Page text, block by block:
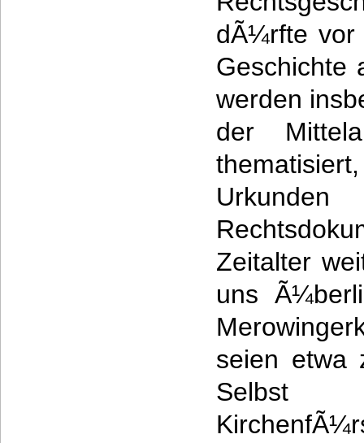
dÃ¼rfte vor
Geschichte
werden
der
Zeitalter
uns
seien etwa
Selbst